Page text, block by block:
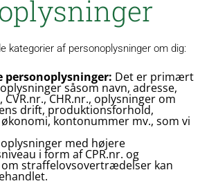
kategorier af personoplysninger om dig:
personoplysninger: Det er primært
såsom navn, adresse,
CHR.nr., oplysninger om
drift, produktionsforhold,
kontonummer mv., som vi
med højere
i form af CPR.nr. og
straffelovsovertrædelser kan